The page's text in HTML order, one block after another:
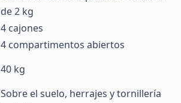
de 2 kg
4 cajones
4 compartimentos abiertos
40 kg
Sobre el suelo, herrajes y tornillería